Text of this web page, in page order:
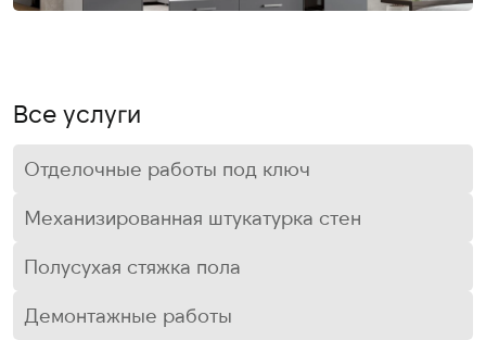
Все услуги
Отделочные работы под ключ
Механизированная штукатурка стен
Полусухая стяжка пола
Демонтажные работы